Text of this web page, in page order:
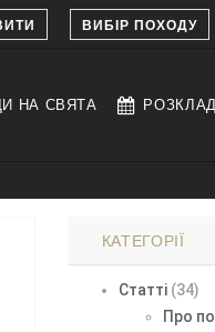
ВИБІР ПОХОДУ
НА СВЯТА РОЗКЛАД
КАТЕГОРІЇ
Статті(34)
Про